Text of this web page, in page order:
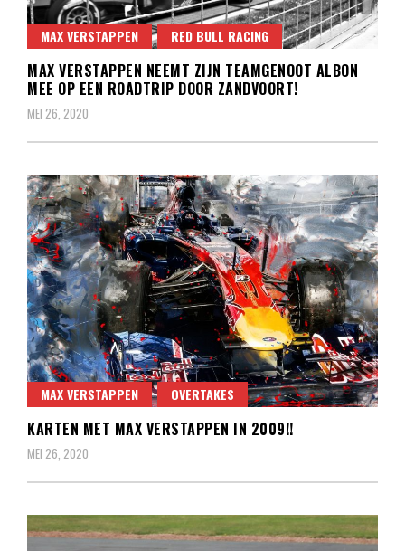
MAX VERSTAPPEN RED BULL RACING
MAX VERSTAPPEN NEEMT ZIJN TEAMGENOOT ALBON
MEE OP EEN ROADTRIP DOOR ZANDVOORT!
MEI 26, 2020
MAX VERSTAPPEN OVERTAKES
KARTEN MET MAX VERSTAPPEN IN 2009!!
MEI 26, 2020